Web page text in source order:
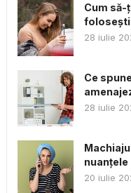
Cum să-
folosești
28 iulie
Ce
28 iulie
20 iulie